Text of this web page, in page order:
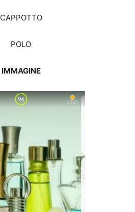
CAPPOTTO
POLO
IMMAGINE